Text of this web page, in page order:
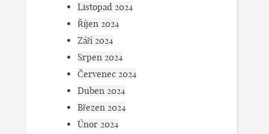
Listopad 2024
Říjen 2024
Září 2024
Srpen 2024
Červenec 2024
Duben 2024
Březen 2024
Únor 2024